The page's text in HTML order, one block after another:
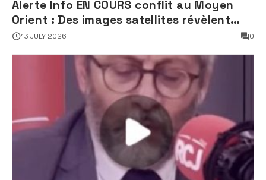
Alerte Info EN COURS conflit au Moyen
Orient : Des images satellites révèlent
une activité jugée « inquiétante » sur
13 JULY 2026 0